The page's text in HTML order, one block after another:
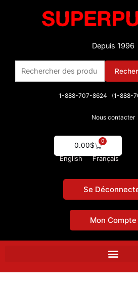
Depuis 1996
Rechercher :
1-888-707-8624 (1-888-
Nous contacter
0.00$
0
Cart
English Français
Se
Mon Compte